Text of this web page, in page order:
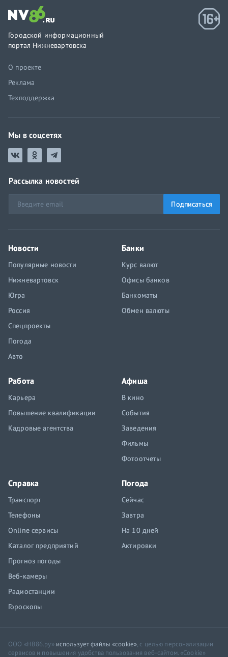
Городской информационный
портал Нижневартовска
О проекте
Реклама
Техподдержка
Мы в соцсетях
Рассылка новостей
Подписаться
Новости
Популярные новости
Нижневартовск
Югра
Россия
Спецпроекты
Погода
Авто
Банки
Курс валют
Офисы банков
Банкоматы
Обмен валюты
Работа
Карьера
Повышение квалификации
Кадровые агентства
Афиша
В кино
События
Заведения
Фильмы
Фотоотчеты
Справка
Транспорт
Телефоны
Online сервисы
Каталог предприятий
Прогноз погоды
Веб-камеры
Радиостанции
Гороскопы
Погода
Сейчас
Завтра
На 10 дней
Актировки
ООО «НВ86.ру» использует файлы «cookie», с целью персонализации
сервисов и повышения удобства пользования веб-сайтом. «Cookie»